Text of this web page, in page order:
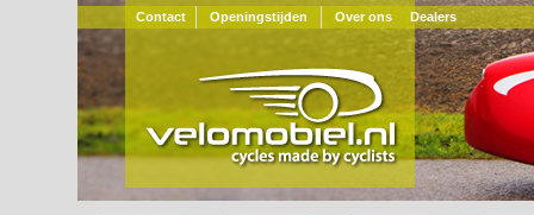
Contact Openingstijden Over ons Dealers